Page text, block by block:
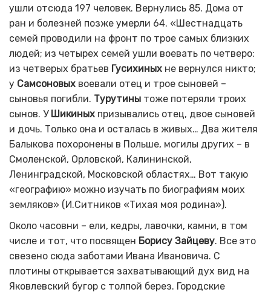
ушли отсюда 197 человек. Вернулись 85. Дома от
ран и болезней позже умерли 64. «Шестнадцать
семей проводили на фронт по трое самых близких
людей; из четырех семей ушли воевать по четверо:
из четверых братьев Гусихиных не вернулся никто;
у Самсоновых воевали отец и трое сыновей –
сыновья погибли. Турутины тоже потеряли троих
сынов. У Шикиных призывались отец, двое сыновей
и дочь. Только она и осталась в живых… Два жителя
Балыкова похоронены в Польше, могилы других – в
Смоленской, Орловской, Калининской,
Ленинградской, Московской областях… Вот такую
«географию» можно изучать по биографиям моих
земляков» (И.Ситников «Тихая моя родина»).
Около часовни – ели, кедры, лавочки, камни, в том
числе и тот, что посвящен Борису Зайцеву. Все это
свезено сюда заботами Ивана Ивановича. С
плотины открывается захватывающий дух вид на
Яковлевский бугор с толпой берез. Городские